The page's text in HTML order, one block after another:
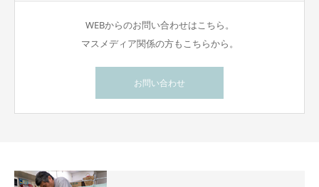
WEBからのお問い合わせはこちら。
マスメディア関係の方もこちらから。
お問い合わせ